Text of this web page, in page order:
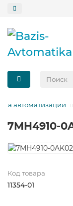
автоматизации
7MH4910-
Код товара
11354-01